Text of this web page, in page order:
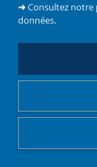
➜Consultez notre
données.
Faculté de
sociales
Mentions légales